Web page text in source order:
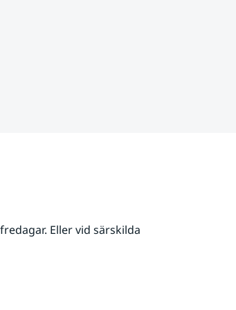
Eller vid särskilda